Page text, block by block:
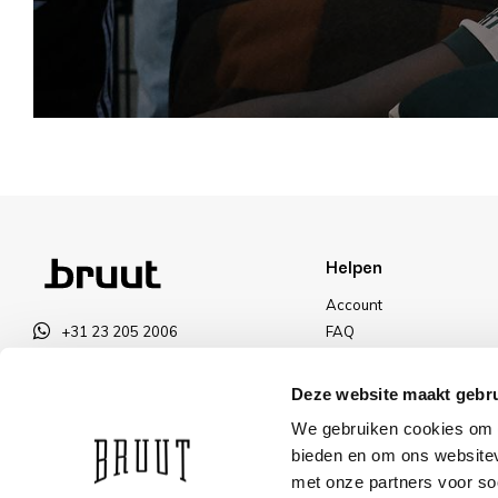
Deze website maakt
We gebruiken cookies
bieden en om ons
met onze partners voor
+31 23 205 2006
OPENINGSTIJDEN
Helpen
Account
FAQ
Betalen
Kortingen